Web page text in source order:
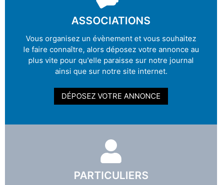
ASSOCIATIONS
Vous organisez un évènement et vous souhaitez
le faire connaître, alors déposez votre annonce au
plus vite pour qu'elle paraisse sur notre journal
ainsi que sur notre site internet.
DÉPOSEZ VOTRE ANNONCE
PARTICULIERS